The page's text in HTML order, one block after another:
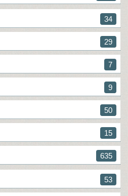
34
29
7
9
50
15
635
53